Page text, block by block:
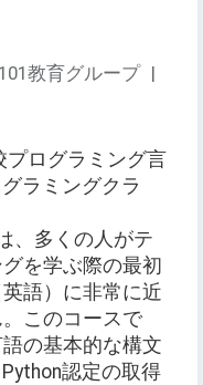
教育グループ |
プログラミング言
ラミングクラ
、多くの人がテ
を学ぶ際の最初
語）に非常に近
このコースで
の基本的な構文
認定の取得